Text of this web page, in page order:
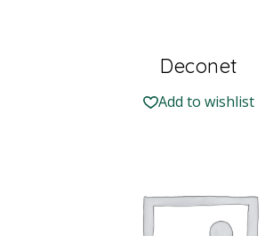
Deconet
Add to wishlist